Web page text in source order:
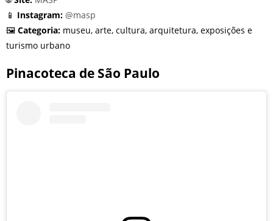
📱 Instagram: @masp
🖼️ Categoria: museu, arte, cultura, arquitetura, exposições e
turismo urbano
Pinacoteca de São Paulo